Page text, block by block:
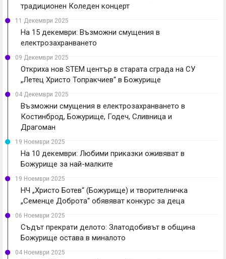
традиционен Коледен концерт
11 Декември 2025
На 15 декември: Възможни смущения в
електрозахранването
09 Декември 2025
Откриха нов STEM център в старата сграда на СУ
„Летец Христо Топракчиев“ в Божурище
04 Декември 2025
Възможни смущения в електрозахранването в
Костинброд, Божурище, Годеч, Сливница и
Драгоман
19 Ноември 2025
На 10 декември: Любими приказки оживяват в
Божурище за най-малките
19 Ноември 2025
НЧ „Христо Ботев“ (Божурище) и творителничка
„Семенце Доброта“ обявяват конкурс за деца
06 Ноември 2025
Съдът прекрати делото: Златодобивът в община
Божурище остава в миналото
04 Ноември 2025